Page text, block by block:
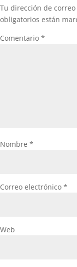
Tu dirección de
obligatorios están
Comentario *
Nombre *
Correo electrónico *
Web